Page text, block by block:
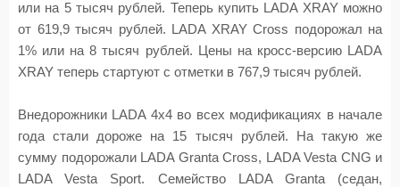
или на 5 тысяч рублей. Теперь купить LADA XRAY можно
от 619,9 тысяч рублей. LADA XRAY Cross подорожал на
1% или на 8 тысяч рублей. Цены на кросс-версию LADA
XRAY теперь стартуют с отметки в 767,9 тысяч рублей.
Внедорожники LADA 4x4 во всех модификациях в начале
года стали дороже на 15 тысяч рублей. На такую же
сумму подорожали LADA Granta Cross, LADA Vesta CNG и
LADA Vesta Sport. Семейство LADA Granta (седан,